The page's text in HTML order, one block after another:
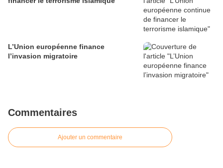
L’Union européenne finance
l’invasion migratoire
Commentaires
Ajouter un commentaire